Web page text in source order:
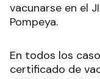
vacunarse en el
Pompeya.
En todos los
certificado de